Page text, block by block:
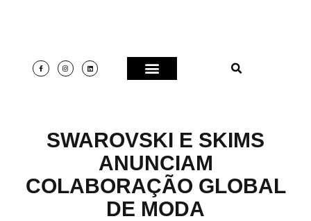
SWAROVSKI E SKIMS
ANUNCIAM
COLABORAÇÃO GLOBAL
DE MODA